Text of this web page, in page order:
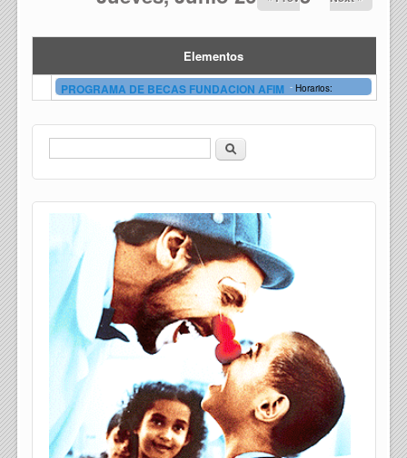
Elementos
PROGRAMA DE BECAS FUNDACION AFIM - Horarios:
Formulario de búsqueda
Buscar